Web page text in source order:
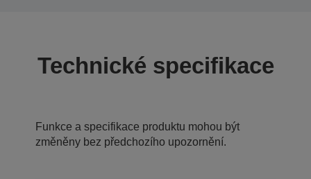
Technické specifikace
Funkce a specifikace produktu mohou být
změněny bez předchozího upozornění.